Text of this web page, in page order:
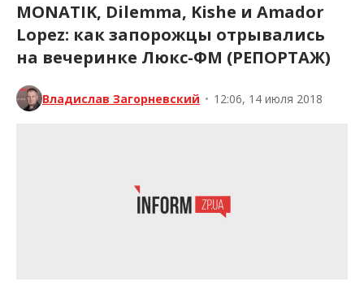
MONATIK, Dilemma, Kishe и Amador
Lopez: как запорожцы отрывались
на вечеринке Люкс-ФМ (РЕПОРТАЖ)
Владислав Загорневский • 12:06, 14 июля 2018